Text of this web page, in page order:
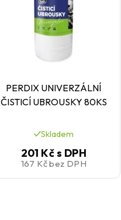
PERDIX UNIVERZÁLNÍ
ČISTICÍ UBROUSKY 80KS
Skladem
201 Kčs DPH
167 Kčbez DPH